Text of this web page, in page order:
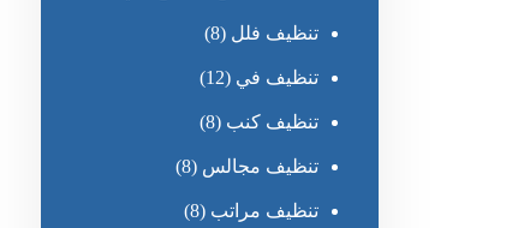
تنظيف فلل (8)
تنظيف في (12)
تنظيف كنب (8)
تنظيف مجالس (8)
تنظيف مراتب (8)